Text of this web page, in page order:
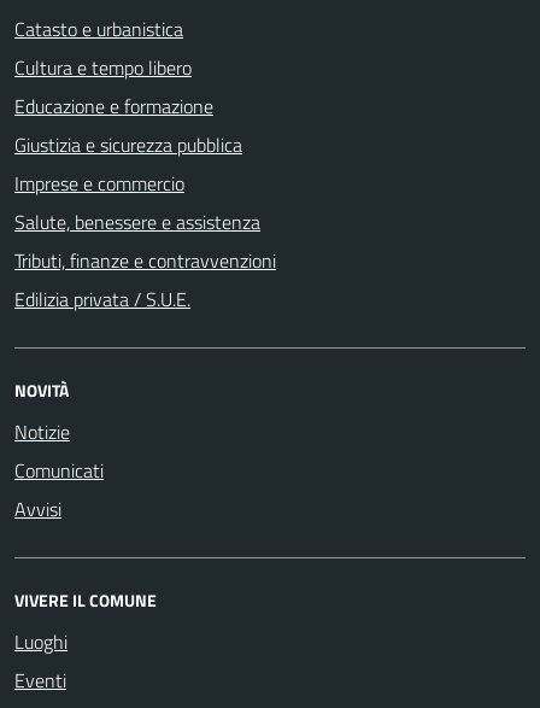
Catasto e urbanistica
Cultura e tempo libero
Educazione e formazione
Giustizia e sicurezza pubblica
Imprese e commercio
Salute, benessere e assistenza
Tributi, finanze e contravvenzioni
Edilizia privata / S.U.E.
NOVITÀ
Notizie
Comunicati
Avvisi
VIVERE IL COMUNE
Luoghi
Eventi